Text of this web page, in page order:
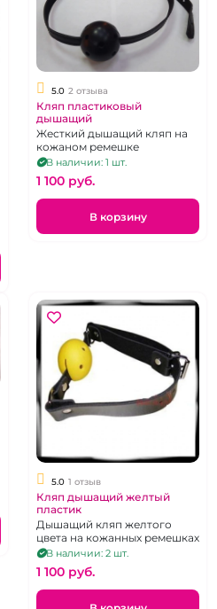
5.0 2 отзыва
Кляп пластиковый
дышащий
Жесткий дышащий кляп на
кожаном ремешке
В наличии: 1 шт.
1 100 pуб.
В корзину
5.0 1 отзыв
Кляп дышащий желтый
пластик
Дышащий кляп желтого
цвета на кожанных ремешках
В наличии: 2 шт.
1 100 pуб.